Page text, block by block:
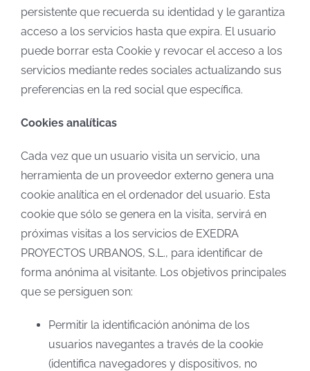
persistente que recuerda su identidad y le garantiza
acceso a los servicios hasta que expira. El usuario
puede borrar esta Cookie y revocar el acceso a los
servicios mediante redes sociales actualizando sus
preferencias en la red social que específica.
Cookies analíticas
Cada vez que un usuario visita un servicio, una
herramienta de un proveedor externo genera una
cookie analítica en el ordenador del usuario. Esta
cookie que sólo se genera en la visita, servirá en
próximas visitas a los servicios de EXEDRA
PROYECTOS URBANOS, S.L., para identificar de
forma anónima al visitante. Los objetivos principales
que se persiguen son:
Permitir la identificación anónima de los
usuarios navegantes a través de la cookie
(identifica navegadores y dispositivos, no